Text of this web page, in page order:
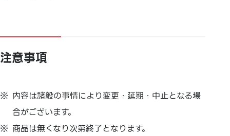
注意事項
内容は諸般の事情により変更・延期・中止となる場
合がございます。
商品は無くなり次第終了となります。